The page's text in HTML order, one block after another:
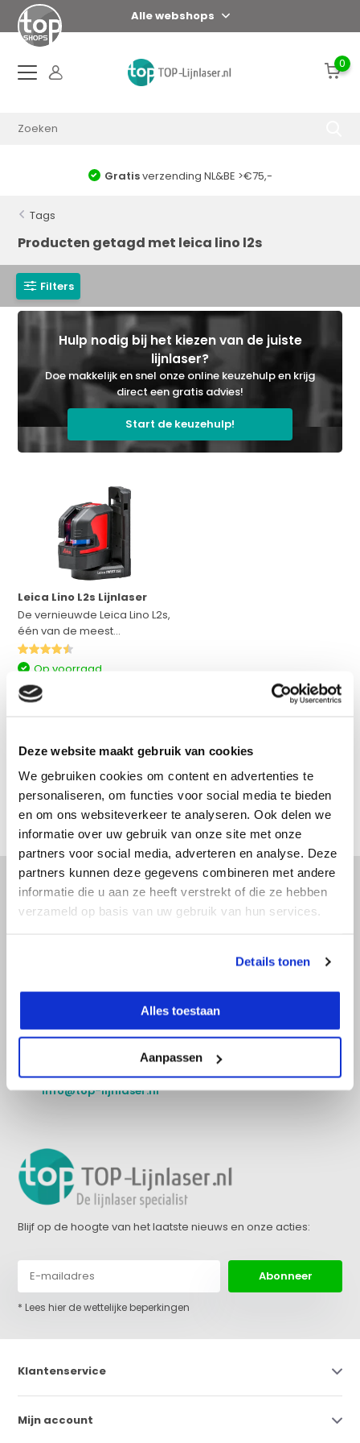
Deze website maakt gebruik van cookies
We gebruiken cookies om content en advertenties te
personaliseren, om functies voor social media te bieden
en om ons websiteverkeer te analyseren. Ook delen we
informatie over uw gebruik van onze site met onze
partners voor social media, adverteren en analyse. Deze
partners kunnen deze gegevens combineren met andere
informatie die u aan ze heeft verstrekt of die ze hebben
verzameld op basis van uw gebruik van hun services.
Details tonen
Alles toestaan
Aanpassen
Alle webshops
0
Gratisverzending NL&BE >€75,-
Tags
Producten getagd met leica lino l2s
Filters
Hulp nodig bij het kiezen van de juiste
lijnlaser?
Doe makkelijk en snel onze online keuzehulp en krijg
direct een gratis advies!
Start de keuzehulp!
Leica Lino L2s Lijnlaser
De vernieuwde Leica Lino L2s,
één van de meest...
Vergelijk
Op voorraad
Adviesprijs:
Bekijken
Doe onze online keuzehulp
+31 (0)36 522 68 03
info@top-lijnlaser.nl
Blijf op de hoogte van het laatste nieuws en onze acties:
Abonneer
* Lees hier de wettelijke beperkingen
Klantenservice
Mijn account